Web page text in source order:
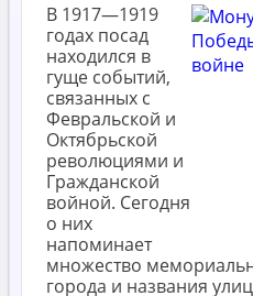
В 1917—1919
годах посад
находился в
гуще событий,
связанных с
Февральской и
Октябрьской
революциями и
Гражданской
войной. Сегодня
о них
напоминает
множество
города и названия